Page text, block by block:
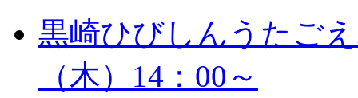
黒崎ひびしんうたご
（木）14：00～